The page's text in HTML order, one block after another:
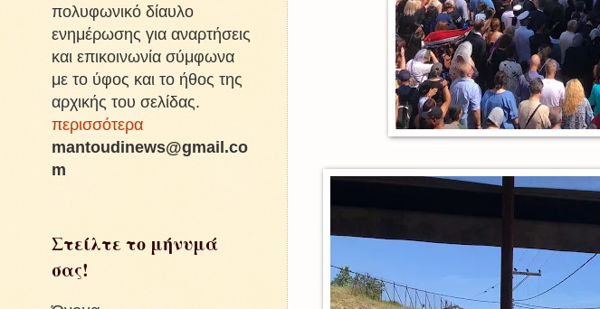
πολυφωνικό δίαυλο
ενημέρωσης για αναρτήσεις
και επικοινωνία σύμφωνα
με το ύφος και το ήθος της
αρχικής του σελίδας.
περισσότερα
mantoudinews@gmail.co
m
Στείλτε το μήνυμά
σας!